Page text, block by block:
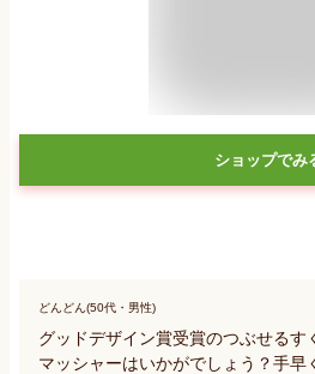
ショップでみ
どんどん(50代・男性)
グッドデザイン賞受賞のつぶせるす
マッシャーはいかがでしょう？手早